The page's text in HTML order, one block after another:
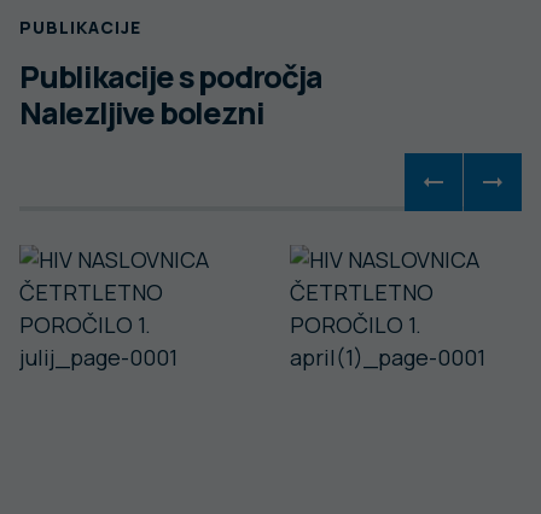
PUBLIKACIJE
Publikacije s področja
Nalezljive bolezni